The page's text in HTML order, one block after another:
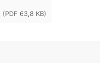
(PDF 63,8 KB)